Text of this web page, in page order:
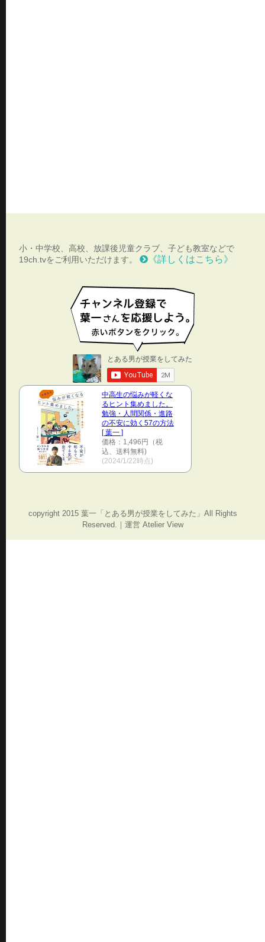
小・中学校、高校、放課後児童クラブ、子ども教室などで
19ch.tvをご利用いただけます。
《詳しくはこちら》
中高生の悩みが軽くな
るヒント集めました。
勉強・人間関係・進路
の不安に効く57の方法
[ 葉一 ]
価格：1,496円（税
込、送料無料)
(2024/1/22時点)
copyright 2015 葉一「とある男が授業をしてみた」All Rights
Reserved.｜運営 Atelier View